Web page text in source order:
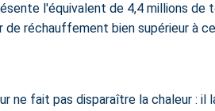
l'équivalent de 4,4 millions de
réchauffement bien supérieur à
fait pas disparaître la chaleur : il